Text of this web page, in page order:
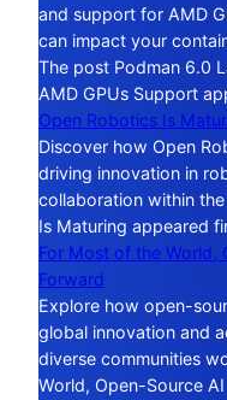
and support for AMD
can impact your
The post Podman 6.0
AMD GPUs Support
Open Robotics Is
Discover how Open
driving innovation in
collaboration within
Is Maturing appeared
For Most of the World,
Forward
Explore how open-
global innovation and
diverse communities
World, Open-Source